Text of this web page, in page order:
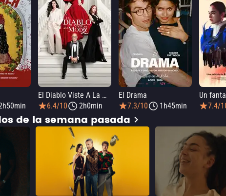
El Diablo Viste A La Moda 2
6.4/10
2h0min
El Drama
7.3/10
1h45min
7.4/
de la semana pasada